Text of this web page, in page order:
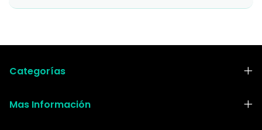
Categorías
Mas Información